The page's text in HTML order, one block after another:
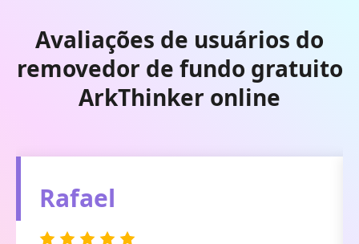
Avaliações de usuários do
removedor de fundo gratuito
ArkThinker online
Avelã